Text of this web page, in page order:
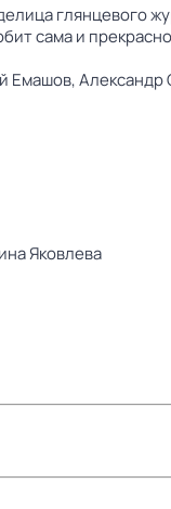
глянцевого
сама и
Емашов,Александр
Яковлева